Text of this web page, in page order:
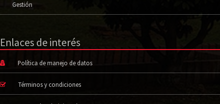
Gestión
Enlaces de interés
Política de manejo de datos
Términos y condiciones